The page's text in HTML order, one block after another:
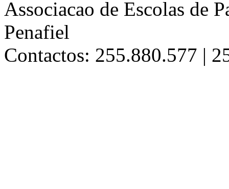
Associacao de Escolas de
Penafiel
Contactos: 255.880.577 |